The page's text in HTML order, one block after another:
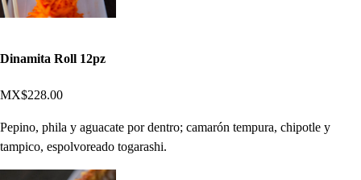
Dinamita Roll 12pz
MX$228.00
Pepino, phila y aguacate por dentro; camarón tempura, chipotle y
tampico, espolvoreado togarashi.